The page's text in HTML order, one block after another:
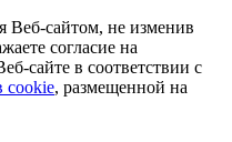
Веб-сайтом, не изменив
согласие на
сайте в соответствии с
cookie, размещенной на